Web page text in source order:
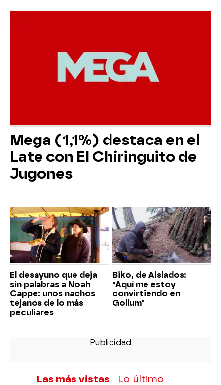
Mega (1,1%) destaca en el
Late con El Chiringuito de
Jugones
El desayuno que deja
sin palabras a Noah
Cappe: unos nachos
tejanos de lo más
peculiares
Biko, de Aislados:
"Aquí me estoy
convirtiendo en
Gollum"
Las más vistas Lo último